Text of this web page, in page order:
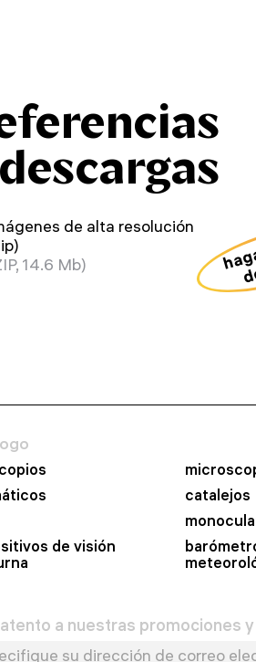
de alta resolución
14.6 Mb)
catalejos
de visión
a nuestras promociones